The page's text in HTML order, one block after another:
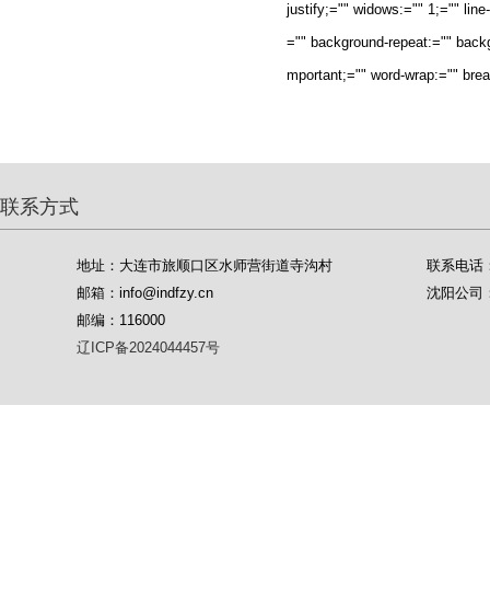
justify;="" widows:="" 1;=""
="" background-repeat:=""
mportant;="" word-wrap:=""
联系方式
地址：大连市旅顺口区水师营街道寺沟村
邮箱：info@indfzy.cn
邮编：116000
辽ICP备2024044457号
联系电话
沈阳公司